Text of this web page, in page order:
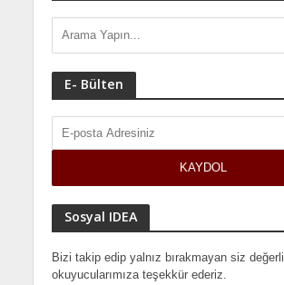
E- Bülten
Sosyal IDEA
Bizi takip edip yalnız bırakmayan siz değerli
okuyucularımıza teşekkür ederiz.